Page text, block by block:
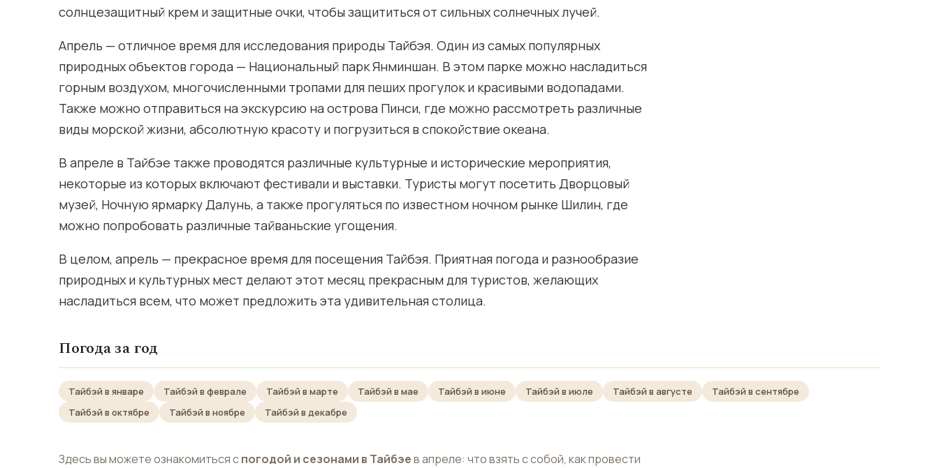
солнцезащитный крем и защитные очки, чтобы защититься от сильных солнечных лучей.
Апрель — отличное время для исследования природы Тайбэя. Один из самых популярных
природных объектов города — Национальный парк Янминшан. В этом парке можно насладиться
горным воздухом, многочисленными тропами для пеших прогулок и красивыми водопадами.
Также можно отправиться на экскурсию на острова Пинси, где можно рассмотреть различные
виды морской жизни, абсолютную красоту и погрузиться в спокойствие океана.
В апреле в Тайбэе также проводятся различные культурные и исторические мероприятия,
некоторые из которых включают фестивали и выставки. Туристы могут посетить Дворцовый
музей, Ночную ярмарку Далунь, а также прогуляться по известном ночном рынке Шилин, где
можно попробовать различные тайваньские угощения.
В целом, апрель — прекрасное время для посещения Тайбэя. Приятная погода и разнообразие
природных и культурных мест делают этот месяц прекрасным для туристов, желающих
насладиться всем, что может предложить эта удивительная столица.
Погода за год
Тайбэй в январе Тайбэй в феврале Тайбэй в марте Тайбэй в мае Тайбэй в июне Тайбэй в июле Тайбэй в августе
Тайбэй в сентябре
Тайбэй в октябре
Тайбэй в ноябре Тайбэй в декабре
Здесь вы можете ознакомиться спогодой и сезонами в Тайбэев апреле: что взять с собой, как провести